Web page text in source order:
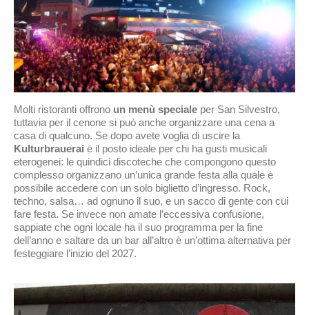
Molti ristoranti offrono un menù speciale per San Silvestro,
tuttavia per il cenone si può anche organizzare una cena a
casa di qualcuno. Se dopo avete voglia di uscire la
Kulturbrauerai è il posto ideale per chi ha gusti musicali
eterogenei: le quindici discoteche che compongono questo
complesso organizzano un’unica grande festa alla quale è
possibile accedere con un solo biglietto d’ingresso. Rock,
techno, salsa… ad ognuno il suo, e un sacco di gente con cui
fare festa. Se invece non amate l’eccessiva confusione,
sappiate che ogni locale ha il suo programma per la fine
dell’anno e saltare da un bar all’altro è un’ottima alternativa per
festeggiare l’inizio del 2027.